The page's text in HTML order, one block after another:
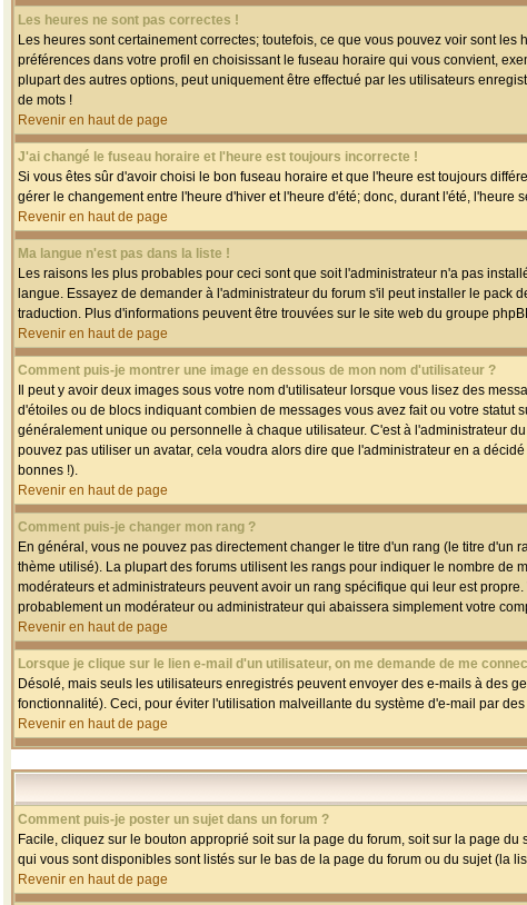
Les heures ne sont pas correctes !
Les heures sont certainement correctes; toutefois, ce que vous pouvez voir sont
préférences dans votre profil en choisissant le fuseau horaire qui vous convient,
plupart des autres options, peut uniquement être effectué par les utilisateurs
de mots !
Revenir en haut de page
J'ai changé le fuseau horaire et l'heure est toujours incorrecte !
Si vous êtes sûr d'avoir choisi le bon fuseau horaire et que l'heure est toujours
gérer le changement entre l'heure d'hiver et l'heure d'été; donc, durant l'été,
Revenir en haut de page
Ma langue n'est pas dans la liste !
Les raisons les plus probables pour ceci sont que soit l'administrateur n'a pas
langue. Essayez de demander à l'administrateur du forum s'il peut installer le
traduction. Plus d'informations peuvent être trouvées sur le site web du groupe
Revenir en haut de page
Comment puis-je montrer une image en dessous de mon nom d'utilisateur ?
Il peut y avoir deux images sous votre nom d'utilisateur lorsque vous lisez des
d'étoiles ou de blocs indiquant combien de messages vous avez fait ou votre
généralement unique ou personnelle à chaque utilisateur. C'est à l'administrateur
pouvez pas utiliser un avatar, cela voudra alors dire que l'administrateur en a
bonnes !).
Revenir en haut de page
Comment puis-je changer mon rang ?
En général, vous ne pouvez pas directement changer le titre d'un rang (le titre
thème utilisé). La plupart des forums utilisent les rangs pour indiquer le nombre de
modérateurs et administrateurs peuvent avoir un rang spécifique qui leur est
probablement un modérateur ou administrateur qui abaissera simplement votre
Revenir en haut de page
Lorsque je clique sur le lien e-mail d'un utilisateur, on me demande de me
Désolé, mais seuls les utilisateurs enregistrés peuvent envoyer des e-mails à des
fonctionnalité). Ceci, pour éviter l'utilisation malveillante du système d'e-mail par
Revenir en haut de page
Comment puis-je poster un sujet dans un forum ?
Facile, cliquez sur le bouton approprié soit sur la page du forum, soit sur la page
qui vous sont disponibles sont listés sur le bas de la page du forum ou du sujet (la
Revenir en haut de page